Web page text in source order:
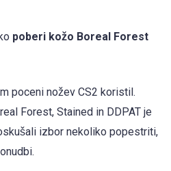
poberi kožo Boreal Forest
poceni nožev CS2 koristil.
Forest, Stained in DDPAT je
izbor nekoliko popestriti,